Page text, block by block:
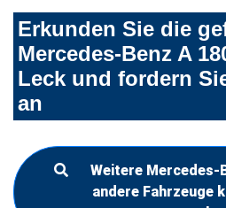
Erkunden Sie die
Mercedes-Benz A
Leck und fordern
an
Weitere Mercedes-
andere Fahrzeuge